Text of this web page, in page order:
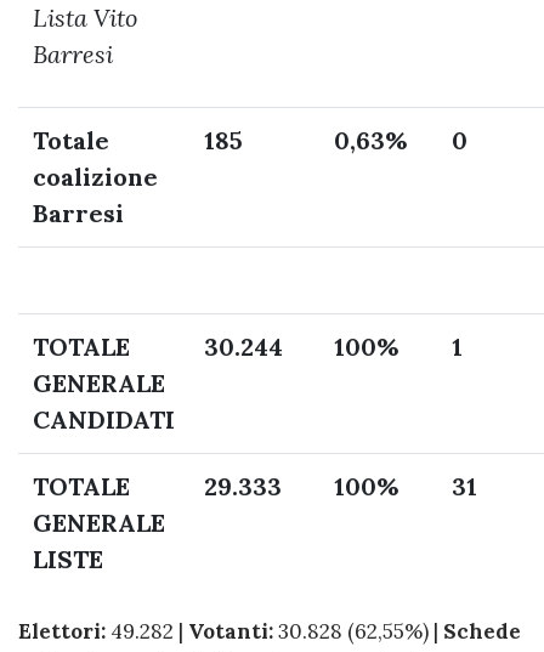
Lista Vito
Barresi
Totale
coalizione
Barresi
185 0,63% 0
TOTALE
GENERALE
CANDIDATI
30.244 100% 1
TOTALE
GENERALE
LISTE
29.333 100% 31
Elettori: 49.282 | Votanti:30.828 (62,55%) | Schede